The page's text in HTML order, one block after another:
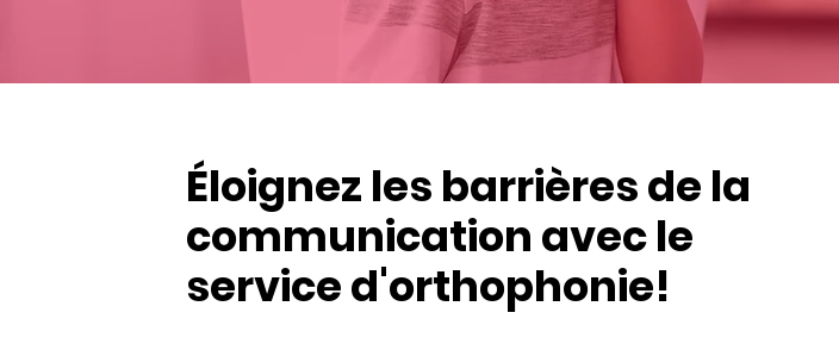
Éloignez les barrières de la
communication avec le
service d'orthophonie!